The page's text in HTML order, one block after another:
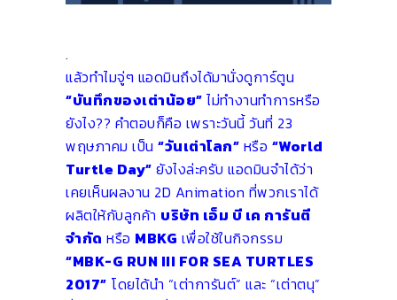
.
แล้วทำไมจู่ๆ แอดมินถึงได้มานั่งดูการ์ตูน
“บันทึกของเต่าน้อย” ไม่ทำงานทำการหรือ
ยังไง?? คำตอบก็คือ เพราะวันนี้ วันที่ 23
พฤษภาคม เป็น “วันเต่าโลก” หรือ “World
Turtle Day” ยังไงล่ะครับ แอดมินจำได้ว่า
เคยเห็นผลงาน 2D Animation ที่พวกเราได้
ผลิตให้กับลูกค้า บริษัท เอ็ม บี เค การันตี
จำกัด หรือ MBKG เพื่อใช้ในกิจกรรม
“MBK-G RUN III FOR SEA TURTLES
2017” โดยได้นำ “เต่าการันต์” และ “เต่าตนุ”